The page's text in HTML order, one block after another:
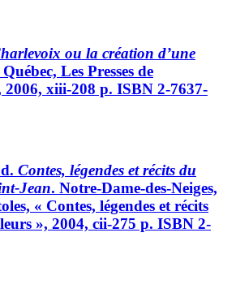
ou la création d’une
Les Presses de
2006, xiii-208 p. ISBN 2-7637-
Contes, légendes et récits du
Jean. Notre-Dame-des-Neiges,
« Contes, légendes et récits
», 2004, cii-275 p. ISBN 2-